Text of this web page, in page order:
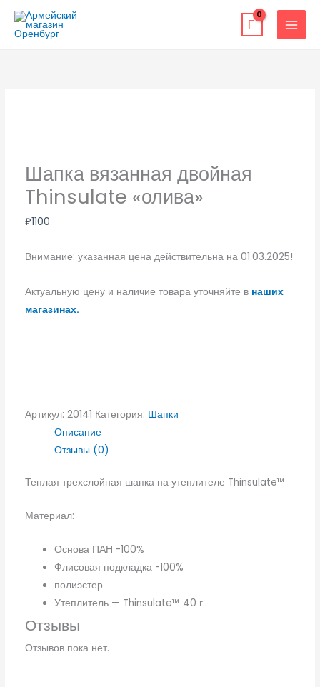
Перейти
содержимому
Шапка вязанная двойная
Thinsulate «олива»
₽1100
Внимание: указанная цена действительна на 01.03.2025!
Актуальную цену и наличие товара уточняйте в наших
магазинах.
Артикул: 20141 Категория: Шапки
Описание
Отзывы (0)
Теплая трехслойная шапка на утеплителе Thinsulate™
Материал:
Основа ПАН -100%
Флисовая подкладка -100%
полиэстер
Утеплитель — Thinsulate™ 40 г
Отзывы
Отзывов пока нет.